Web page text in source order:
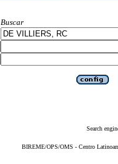
Buscar
Search
BIREME/OPS/OMS - Centro